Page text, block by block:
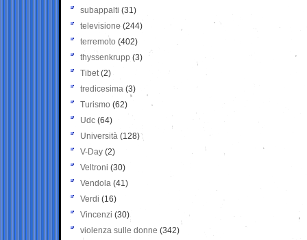
subappalti (31)
televisione(244)
terremoto (402)
thyssenkrupp (3)
Tibet(2)
tredicesima (3)
Turismo (62)
Udc (64)
Università (128)
V-Day (2)
Veltroni (30)
Vendola (41)
Verdi (16)
Vincenzi (30)
violenza sulle donne (342)